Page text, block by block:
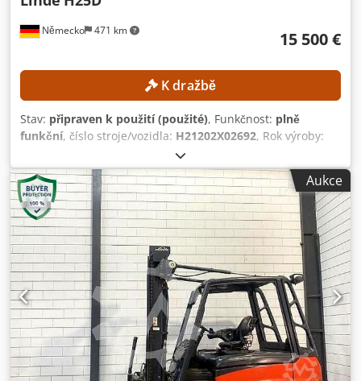
Německo 471 km 15 500 €
K dražbě
Stav: připraven k použití (použité), Funkčnost: plně
funkční, číslo stroje/vozidla: H21202X02692, Rok výroby:
5 061 h
výška:4 610 mm, volný zdvih:1 394 mm, typ paliva:nafta,
typ stožáru:triplex, stavební výška:2 134 mm, Bez
minimální ceny – garantovaný prodej za nejvyšší nabídku!
TECHNICKÉ ÚDAJE Nosnost: 2 500 kg Poloha těžiště
nákladu: 500 mm Výška zdvihu: 4 610 mm Volný zdvih: 1
394 mm Typ stožáru: Triplex Celková výška: 2 134 mm Typ
předních pneumatik: Superelastické pneumatiky, černé
Typ zadních pneumatik: Superelastické pneumatiky, černé
Stav pneumatik: 70 % ÚDAJE O STROJI Typ pohonu: Diesel
Provozní hodiny: 5 061,0 h Výkon motoru: 45 kW Vlastní
hmotnost: 4 648 kg VYBAVENÍ - Osvětlení Dsdpfozpyibex
Acaekr - Boční posuv - Ovládání jedním pedálem - 3 LED
pracovní světla
Aukce